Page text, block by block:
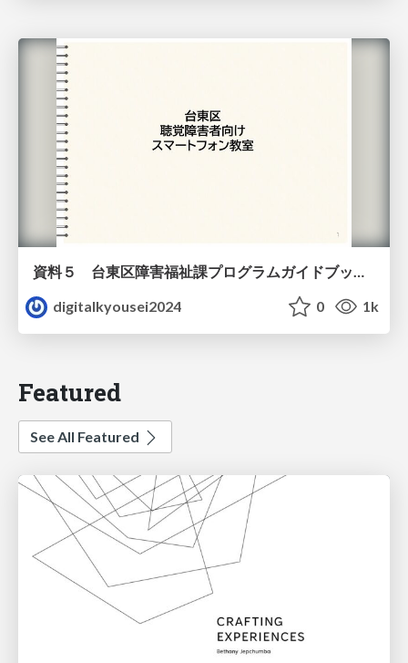
資料５ 台東区障害福祉課プログラムガイドブック（教材）
digitalkyousei2024
0 1k
Featured
See All Featured